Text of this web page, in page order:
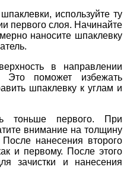
используйте ту
первого слоя. Начинайте
наносите шпаклевку
в направлении
Это поможет избежать
шпаклевку к углам и
тоньше первого. При
внимание на толщину
нанесения второго
и первому. После этого
зачистки и нанесения